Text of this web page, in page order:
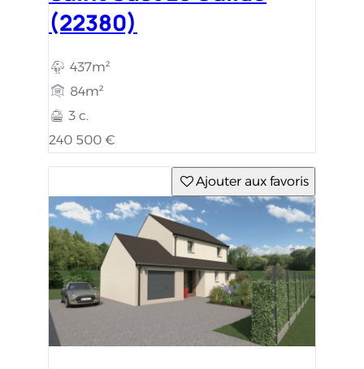
(22380)
437m²
84m²
3 c.
240 500 €
Ajouter aux favoris